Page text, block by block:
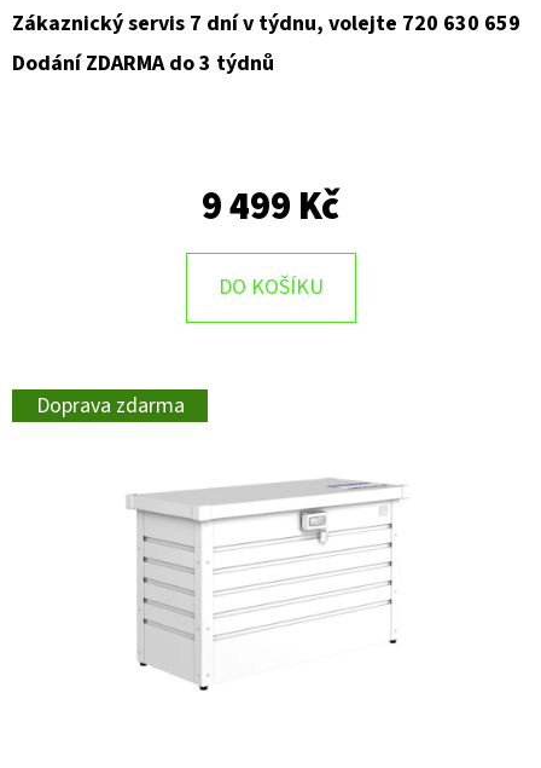
Zákaznický servis 7 dní v týdnu, volejte 720 630 659
Dodání ZDARMA do 3 týdnů
9 499 Kč
DO KOŠÍKU
Doprava zdarma